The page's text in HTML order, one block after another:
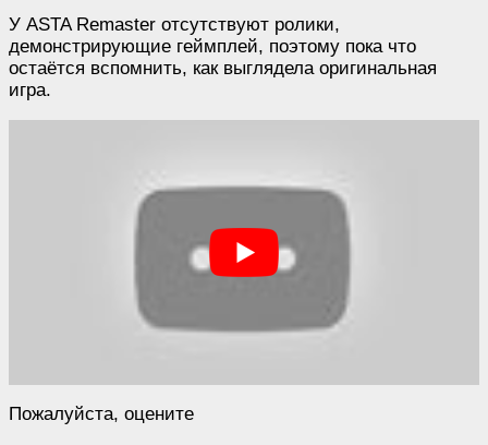
У ASTA Remaster отсутствуют ролики,
демонстрирующие геймплей, поэтому пока что
остаётся вспомнить, как выглядела оригинальная
игра.
Пожалуйста, оцените